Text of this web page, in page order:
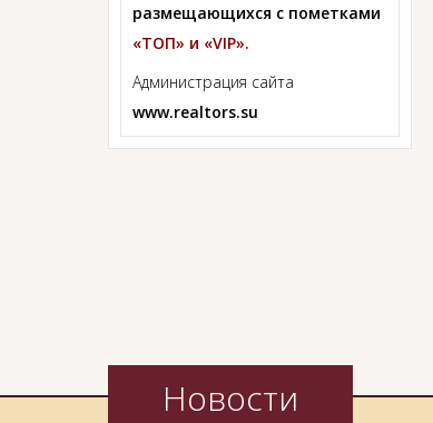
размещающихся с пометками
«ТОП» и «VIP».
Администрация сайта
www.realtors.su
Новости